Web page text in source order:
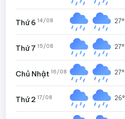
Thứ 6 14/08 27°
Thứ 7 15/08 27°
Chủ Nhật 16/08 27°
Thứ 2 17/08 26°